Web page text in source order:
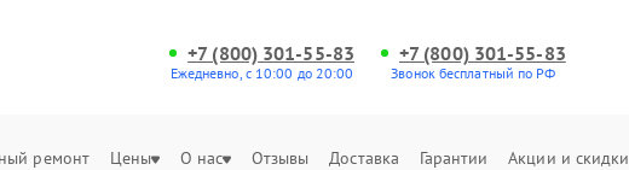
+7 (800) 301-55-83
Ежедневно, с 10:00 до 20:00
+7 (800) 301-55-83
Звонок бесплатный по РФ
ремонт Цены О нас Отзывы Доставка Гарантии Акции и скидки